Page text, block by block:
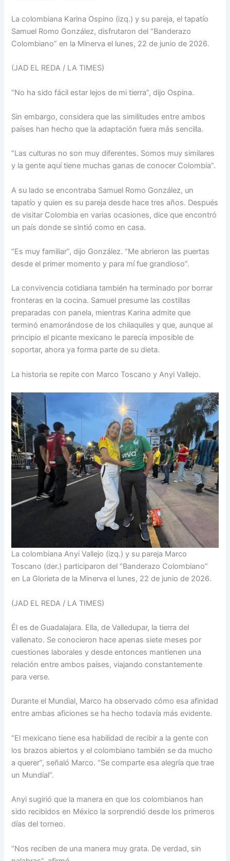
La colombiana Karina Ospino (izq.) y su pareja, el tapatío
Samuel Romo González, disfrutaron del “Banderazo
Colombiano” en la Minerva el lunes, 22 de junio de 2026.
(JAD EL REDA / LA TIMES)
“No ha sido fácil estar lejos de mi tierra”, dijo Ospina.
Sin embargo, considera que las similitudes entre ambos
países han hecho que la adaptación fuera más sencilla.
“Las culturas no son muy diferentes. Somos muy similares
y la gente aquí tiene muchas ganas de conocer Colombia”.
A su lado se encontraba Samuel Romo González, un
tapatío y quien es su pareja desde hace tres años. Después
de visitar Colombia en varias ocasiones, dice que encontró
un país donde se sintió como en casa.
“Es muy familiar”, dijo González. “Me abrieron las puertas
desde el primer momento y para mí fue grandioso”.
La convivencia cotidiana también ha terminado por borrar
fronteras en la cocina. Samuel presume las costillas
preparadas con panela, mientras Karina admite que
terminó enamorándose de los chilaquiles y que, aunque al
principio el picante mexicano le parecía imposible de
soportar, ahora ya forma parte de su dieta.
La historia se repite con Marco Toscano y Anyi Vallejo.
La colombiana Anyi Vallejo (izq.) y su pareja Marco
Toscano (der.) participaron del “Banderazo Colombiano”
en La Glorieta de la Minerva el lunes, 22 de junio de 2026.
(JAD EL REDA / LA TIMES)
Él es de Guadalajara. Ella, de Valledupar, la tierra del
vallenato. Se conocieron hace apenas siete meses por
cuestiones laborales y desde entonces mantienen una
relación entre ambos países, viajando constantemente
para verse.
Durante el Mundial, Marco ha observado cómo esa afinidad
entre ambas aficiones se ha hecho todavía más evidente.
“El mexicano tiene esa habilidad de recibir a la gente con
los brazos abiertos y el colombiano también se da mucho
a querer”, señaló Marco. “Se comparte esa alegría que trae
un Mundial”.
Anyi sugirió que la manera en que los colombianos han
sido recibidos en México la sorprendió desde los primeros
días del torneo.
“Nos reciben de una manera muy grata. De verdad, sin